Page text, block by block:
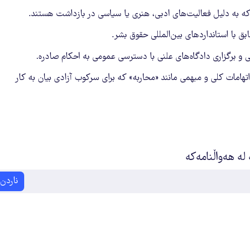
به دلیل فعالیت‌های ادبی، هنری یا سیاسی در بازداشت هستند.
با استانداردهای بین‌المللی حقوق بشر.
و برگزاری دادگاه‌های علنی با دسترسی عمومی به احکام صادره.
کلی و مبهمی مانند «محاربه» که برای سرکوب آزادی بیان به کار
لە هەواڵنامەکە
ناردن